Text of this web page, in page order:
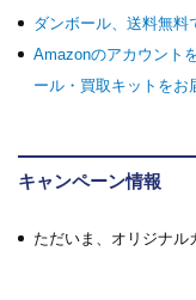
ダンボール、送料無料
Amazonのアカウント
ール・買取キットをお
キャンペーン情報
ただいま、オリジナル